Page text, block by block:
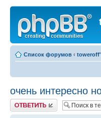
Список форумов ‹
очень интересно
Ответить